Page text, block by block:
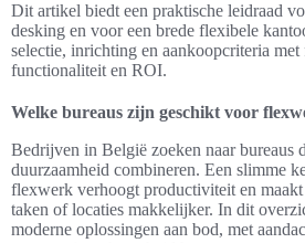
Dit artikel biedt een praktische leidraad
desking en voor een brede flexibele
selectie, inrichting en aankoopcriteria
functionaliteit en ROI.
Welke bureaus zijn geschikt voor
Bedrijven in België zoeken naar bureaus
duurzaamheid combineren. Een slimme
flexwerk verhoogt productiviteit en maakt
taken of locaties makkelijker. In dit
moderne oplossingen aan bod, met